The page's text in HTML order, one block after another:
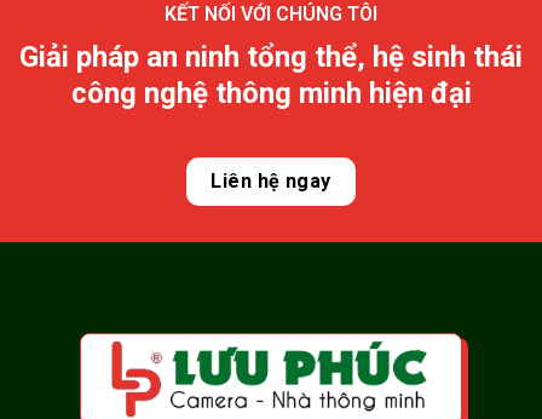
KẾT NỐI VỚI CHÚNG TÔI
Giải pháp an ninh tổng thể, hệ sinh thái
công nghệ thông minh hiện đại
Liên hệ ngay